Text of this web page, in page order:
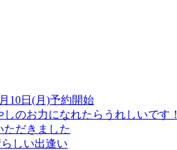
10日(月)予約開始
のお力になれたらうれしいです！
だきました
しい出逢い